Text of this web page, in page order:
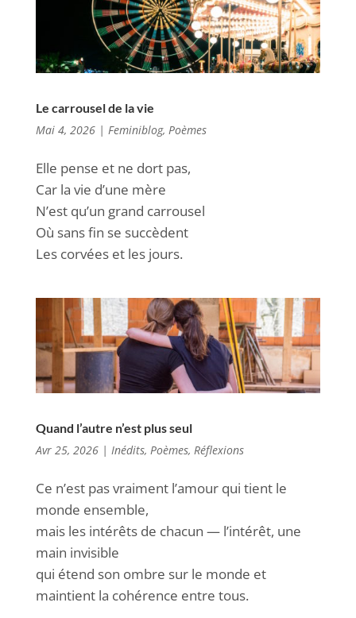
Le carrousel de la vie
Mai 4, 2026| Feminiblog, Poèmes
Elle pense et ne dort pas,
Car la vie d’une mère
N’est qu’un grand carrousel
Où sans fin se succèdent
Les corvées et les jours.
Quand l’autre n’est plus seul
Avr 25, 2026| Inédits, Poèmes, Réflexions
Ce n’est pas vraiment l’amour qui tient le
monde ensemble,
mais les intérêts de chacun — l’intérêt, une
main invisible
qui étend son ombre sur le monde et
maintient la cohérence entre tous.